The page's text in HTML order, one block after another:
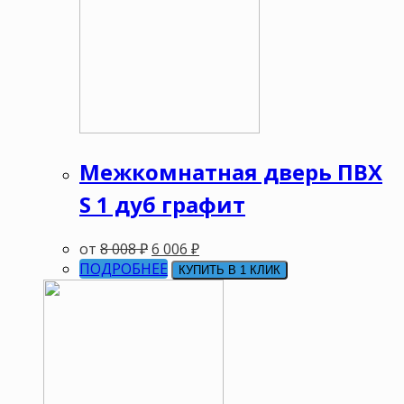
Межкомнатная дверь ПВХ
S 1 дуб графит
от 8 008₽6 006 ₽
ПОДРОБНЕЕ
КУПИТЬ В 1 КЛИК